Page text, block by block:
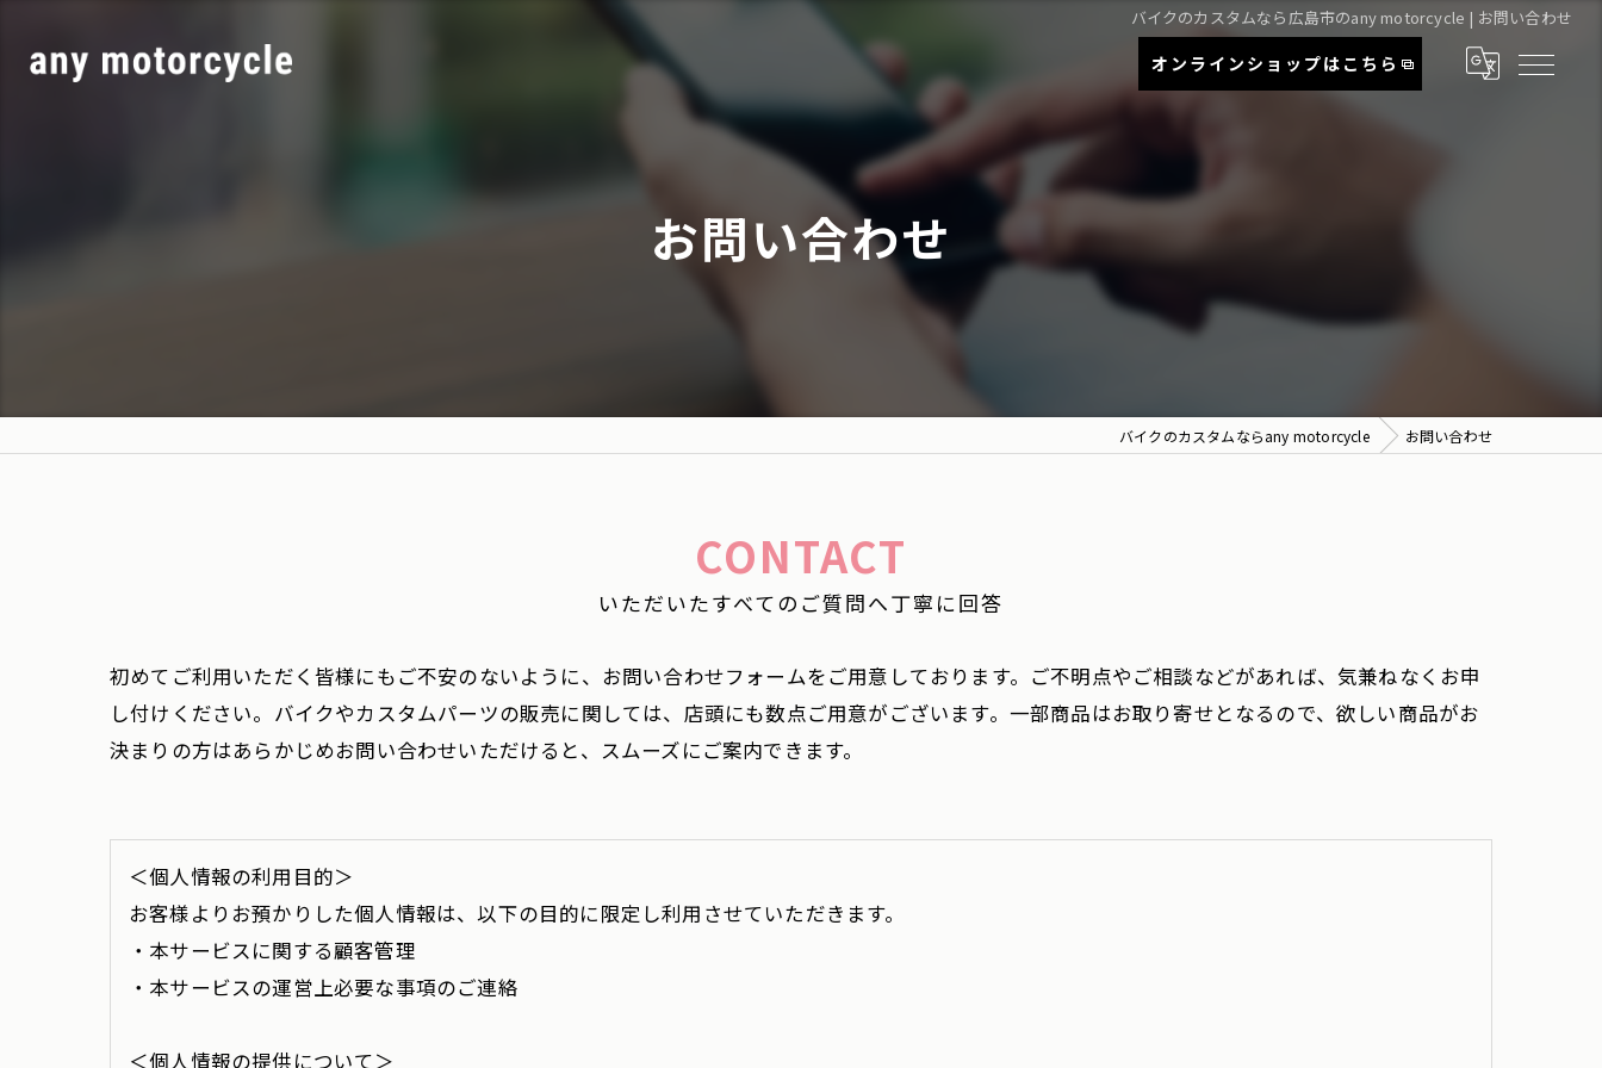
バイクのカスタムなら広島市のany motorcycle | お問い合わせ
オンライン ショップはこちら
お問い合わせ
バイクのカスタムならany motorcycle お問い合わせ
いただいたすべてのご質問へ丁寧に回答
CONTACT
初めてご利用いただく皆様にもご不安のないように、お問い合わせフォームをご用意しております。ご不明点やご相談などがあれば、気兼ねなくお申
し付けください。バイクやカスタムパーツの販売に関しては、店頭にも数点ご用意がございます。一部商品はお取り寄せとなるので、欲しい商品がお
決まりの方はあらかじめお問い合わせいただけると、スムーズにご案内できます。
＜個人情報の利用目的＞
お客様よりお預かりした個人情報は、以下の目的に限定し利用させていただきます。
・本サービスに関する顧客管理
・本サービスの運営上必要な事項のご連絡
＜個人情報の提供について＞